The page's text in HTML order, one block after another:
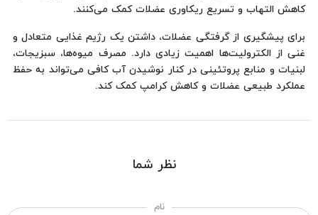
کاهش التهاب و تسریع ریکاوری عضلات کمک می‌کنند.
برای پیشگیری از گرفتگی عضلات، داشتن یک رژیم غذایی متعادل و
غنی از الکترولیت‌ها اهمیت زیادی دارد. مصرف میوه‌ها، سبزیجات،
لبنیات و منابع پروتئینی در کنار نوشیدن آب کافی می‌تواند به حفظ
عملکرد طبیعی عضلات و کاهش کرامپ کمک کند.
نظر شما
نام